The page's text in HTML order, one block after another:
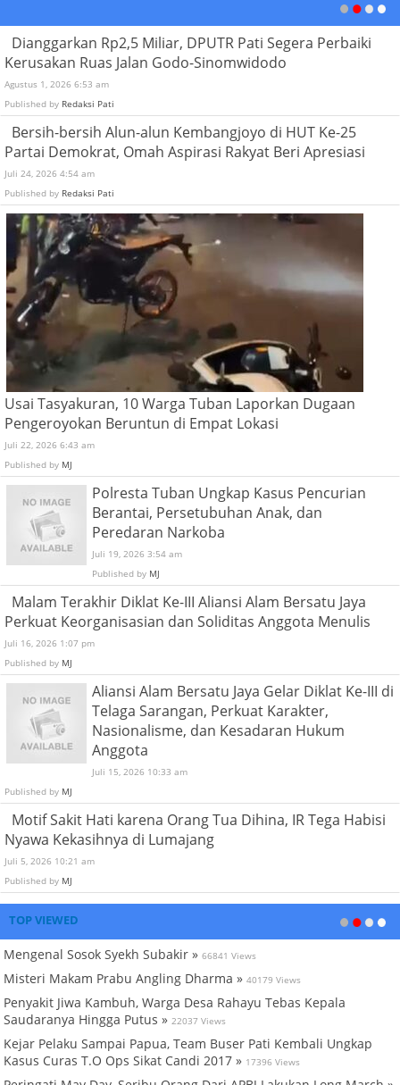
Dianggarkan Rp2,5 Miliar, DPUTR Pati Segera Perbaiki
Kerusakan Ruas Jalan Godo-Sinomwidodo
Agustus 1, 2026 6:53 am
Published by Redaksi Pati
Bersih-bersih Alun-alun Kembangjoyo di HUT Ke-25
Partai Demokrat, Omah Aspirasi Rakyat Beri Apresiasi
Juli 24, 2026 4:54 am
Published by Redaksi Pati
Usai Tasyakuran, 10 Warga Tuban Laporkan Dugaan
Pengeroyokan Beruntun di Empat Lokasi
Juli 22, 2026 6:43 am
Published by MJ
Polresta Tuban Ungkap Kasus Pencurian
Berantai, Persetubuhan Anak, dan
Peredaran Narkoba
Juli 19, 2026 3:54 am
Published by MJ
Malam Terakhir Diklat Ke-III Aliansi Alam Bersatu Jaya
Perkuat Keorganisasian dan Soliditas Anggota Menulis
Juli 16, 2026 1:07 pm
Published by MJ
Aliansi Alam Bersatu Jaya Gelar Diklat Ke-III di
Telaga Sarangan, Perkuat Karakter,
Nasionalisme, dan Kesadaran Hukum
Anggota
Juli 15, 2026 10:33 am
Published by MJ
Motif Sakit Hati karena Orang Tua Dihina, IR Tega Habisi
Nyawa Kekasihnya di Lumajang
Juli 5, 2026 10:21 am
Published by MJ
TOP VIEWED
Mengenal Sosok Syekh Subakir » 66841 Views
Misteri Makam Prabu Angling Dharma » 40179 Views
Penyakit Jiwa Kambuh, Warga Desa Rahayu Tebas Kepala
Saudaranya Hingga Putus » 22037 Views
Kejar Pelaku Sampai Papua, Team Buser Pati Kembali Ungkap
Kasus Curas T.O Ops Sikat Candi 2017 » 17396 Views